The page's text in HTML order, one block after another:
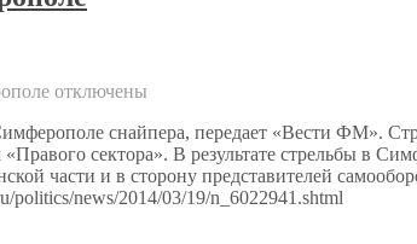
отключены
снайпера, передает «Вести ФМ».
сектора». В результате стрельбы в
части и в сторону представителей
politics/news/2014/03/19/n_6022941.shtml